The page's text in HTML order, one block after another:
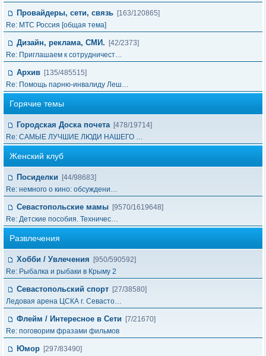
Провайдеры, сети, связь [163/120865]
Re: МТС Россия [общая тема]
Дизайн, реклама, СМИ.
[42/2373]
Re: Приглашаем к сотрудничест…
Архив [135/485515]
Re: Помощь парню-инвалиду Леш…
Горячие темы
Городская Доска почета [478/19714]
Re: САМЫЕ ЛУЧШИЕ ЛЮДИ НАШЕГО …
Женский клуб
Посиделки
[44/98683]
Re: немного о кино: обсуждени…
Севастопольские мамы [9570/1619648]
Re: Детские пособия. Техничес…
Развлечения
Хобби / Увлечения
[950/590592]
Re: Рыбалка и рыбаки в Крыму 2
Севастопольский спорт [27/38580]
Ледовая арена ЦСКА г. Севасто…
Флейм / Интересное в Cети
[7/21670]
Re: поговорим фразами фильмов
Юмор [297/83490]